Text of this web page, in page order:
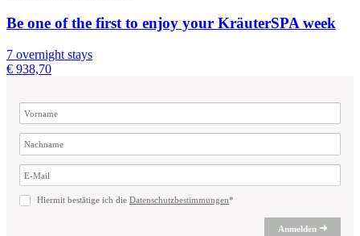
Be one of the first to enjoy your KräuterSPA week
7 overnight stays
€ 938,70
Hiermit bestätige ich die Datenschutzbestimmungen*
Anmelden